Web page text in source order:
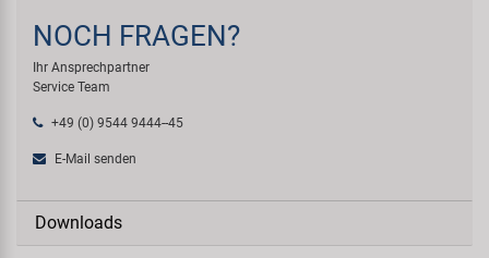
NOCH FRAGEN?
Ihr Ansprechpartner
Service Team
+49 (0) 9544 9444--45
E-Mail senden
Downloads